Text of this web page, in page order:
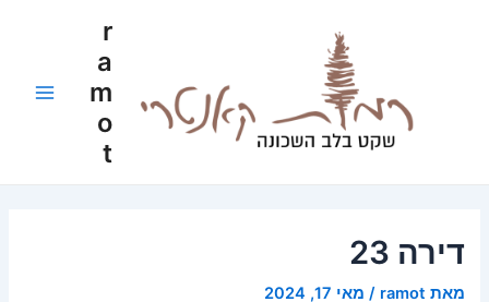
r
a
m
o
t
דירה 23
מאת ramot
/ מאי 17, 2024